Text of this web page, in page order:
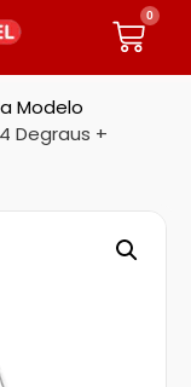
0
Modelo
Degraus +